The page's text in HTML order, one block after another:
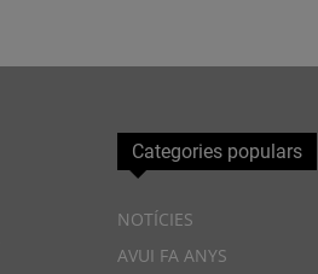
Categories populars
NOTÍCIES
AVUI FA ANYS